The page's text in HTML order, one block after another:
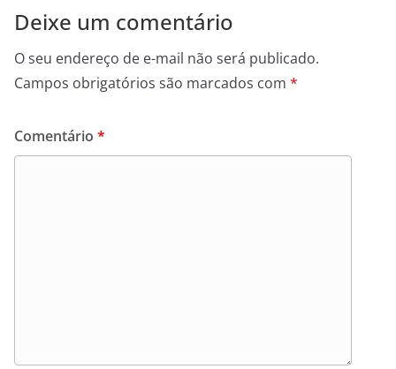
Deixe um comentário
O seu endereço de e-mail não será publicado.
Campos obrigatórios são marcados com *
Comentário *